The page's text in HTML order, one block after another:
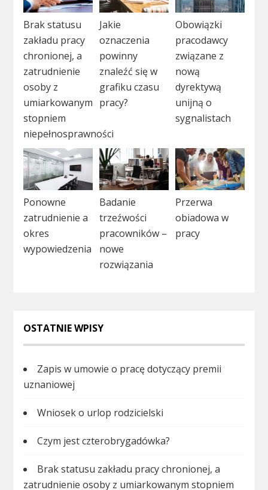
Brak statusu
zakładu pracy
chronionej, a
zatrudnienie
osoby z
umiarkowanym
stopniem
niepełnosprawności
Jakie
oznaczenia
powinny
znaleźć się w
grafiku czasu
pracy?
Obowiązki
pracodawcy
związane z
nową
dyrektywą
unijną o
sygnalistach
Ponowne
zatrudnienie a
okres
wypowiedzenia
Badanie
trzeźwości
pracowników –
nowe
rozwiązania
Przerwa
obiadowa w
pracy
OSTATNIE WPISY
Zapis w umowie o pracę dotyczący premii
uznaniowej
Wniosek o urlop rodzicielski
Czym jest czterobrygadówka?
Brak statusu zakładu pracy chronionej, a
zatrudnienie osoby z umiarkowanym stopniem